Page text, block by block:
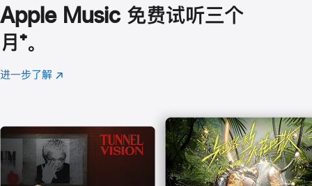
Apple Music 免费试听三个
月 脚
注
⁺。
进一步了解 Apple
(在
口
中
打
开)